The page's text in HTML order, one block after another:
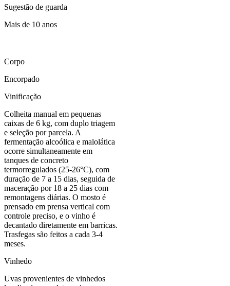
Sugestão de guarda
Mais de 10 anos
Corpo
Encorpado
Vinificação
Colheita manual em pequenas
caixas de 6 kg, com duplo triagem
e seleção por parcela. A
fermentação alcoólica e malolática
ocorre simultaneamente em
tanques de concreto
termorregulados (25-26°C), com
duração de 7 a 15 dias, seguida de
maceração por 18 a 25 dias com
remontagens diárias. O mosto é
prensado em prensa vertical com
controle preciso, e o vinho é
decantado diretamente em barricas.
Trasfegas são feitos a cada 3-4
meses.
Vinhedo
Uvas provenientes de vinhedos